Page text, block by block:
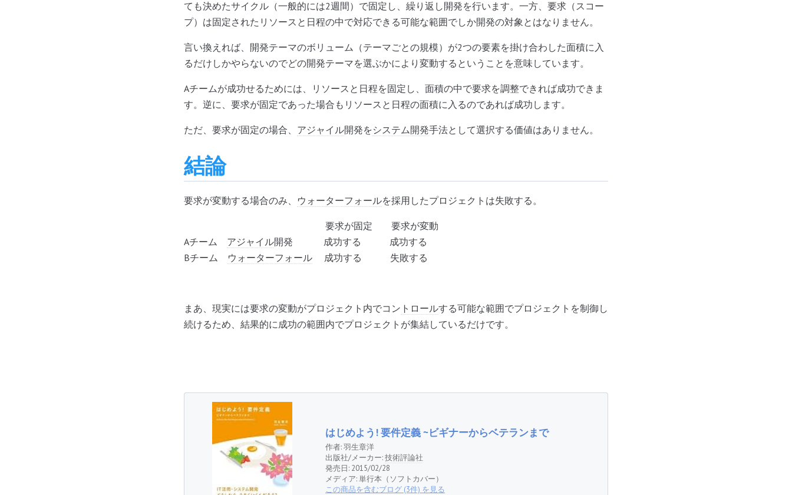
ても決めたサイクル（一般的には2週間）で固定し、繰り返し開発を行います。一方、要求（スコー
プ）は固定されたリソースと日程の中で対応できる可能な範囲でしか開発の対象とはなりません。
言い換えれば、開発テーマのボリューム（テーマごとの規模）が2つの要素を掛け合わした面積に入
るだけしかやらないのでどの開発テーマを選ぶかにより変動するということを意味しています。
Aチームが成功せるためには、リソースと日程を固定し、面積の中で要求を調整できれば成功できま
す。逆に、要求が固定であった場合もリソースと日程の面積に入るのであれば成功します。
ただ、要求が固定の場合、 アジャイル開発をシステム開発手法として選択する価値はありません。
結論
要求が変動する場合のみ、 ウォーターフォールを採用したプロジェクトは失敗する。
要求が固定 要求が変動
Aチーム アジャイル開発 成功する 成功する
Bチーム ウォーターフォール 成功する 失敗する
まあ、現実には要求の変動がプロジェクト内でコン トロールする可能な範囲でプロジェクトを制御し
続けるため、結果的に成功の範囲内でプロジェクトが集結しているだけです。
はじめよう! 要件定義 ~ビギナーからベテランまで
作者:羽生章洋
出版社/メーカー:技術評論社
発売日: 2015/02/28
メディア:単行本（ソフトカバー）
この商品を含むブログ (3件) を見る